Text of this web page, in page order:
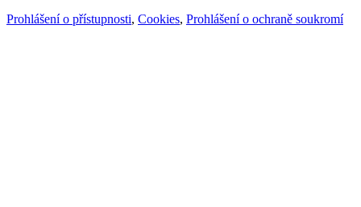
Prohlášení o přístupnosti, Cookies, Prohlášení o ochraně soukromí